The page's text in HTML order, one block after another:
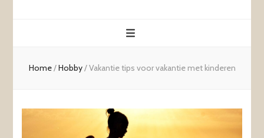
Home/Hobby/Vakantie tips voor vakantie met kinderen